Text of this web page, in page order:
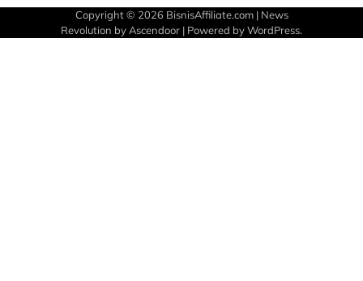
Copyright © 2026 BisnisAffiliate.com| News
Revolution by Ascendoor | Powered byWordPress.